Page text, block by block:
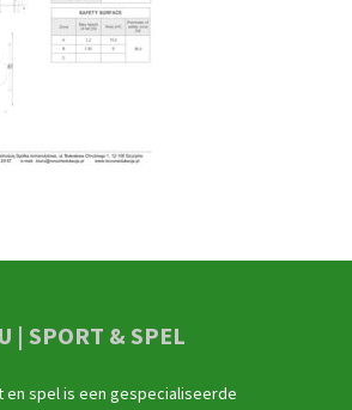
| SPORT & SPEL
en spel is een gespecialiseerde